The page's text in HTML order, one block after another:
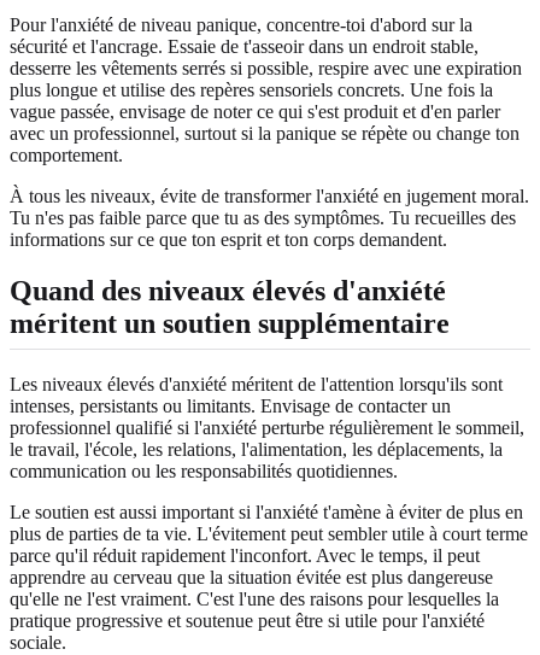
Pour l'anxiété de niveau panique, concentre-toi d'abord sur la
sécurité et l'ancrage. Essaie de t'asseoir dans un endroit stable,
desserre les vêtements serrés si possible, respire avec une expiration
plus longue et utilise des repères sensoriels concrets. Une fois la
vague passée, envisage de noter ce qui s'est produit et d'en parler
avec un professionnel, surtout si la panique se répète ou change ton
comportement.
À tous les niveaux, évite de transformer l'anxiété en jugement moral.
Tu n'es pas faible parce que tu as des symptômes. Tu recueilles des
informations sur ce que ton esprit et ton corps demandent.
Quand des niveaux élevés d'anxiété
méritent un soutien supplémentaire
Les niveaux élevés d'anxiété méritent de l'attention lorsqu'ils sont
intenses, persistants ou limitants. Envisage de contacter un
professionnel qualifié si l'anxiété perturbe régulièrement le sommeil,
le travail, l'école, les relations, l'alimentation, les déplacements, la
communication ou les responsabilités quotidiennes.
Le soutien est aussi important si l'anxiété t'amène à éviter de plus en
plus de parties de ta vie. L'évitement peut sembler utile à court terme
parce qu'il réduit rapidement l'inconfort. Avec le temps, il peut
apprendre au cerveau que la situation évitée est plus dangereuse
qu'elle ne l'est vraiment. C'est l'une des raisons pour lesquelles la
pratique progressive et soutenue peut être si utile pour l'anxiété
sociale.